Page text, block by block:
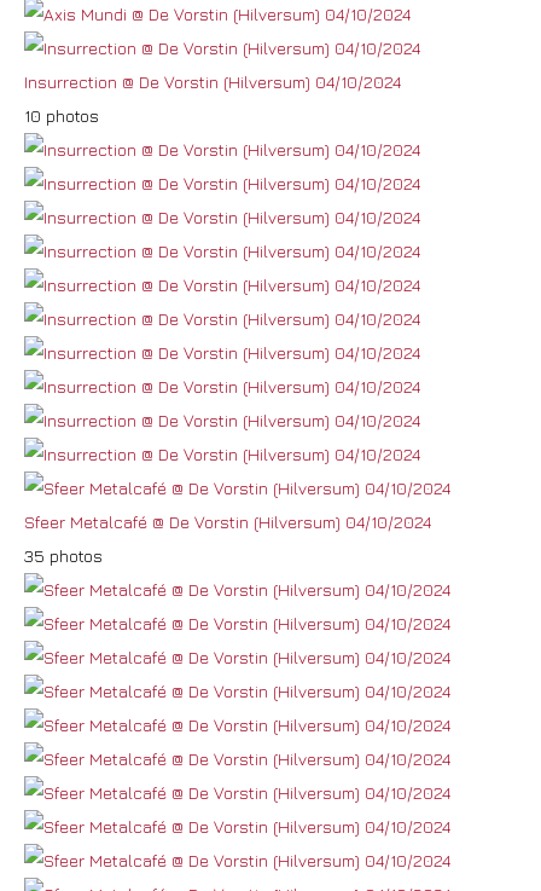
Insurrection @ De Vorstin (Hilversum) 04/10/2024
10 photos
Sfeer Metalcafé @ De Vorstin (Hilversum) 04/10/2024
35 photos